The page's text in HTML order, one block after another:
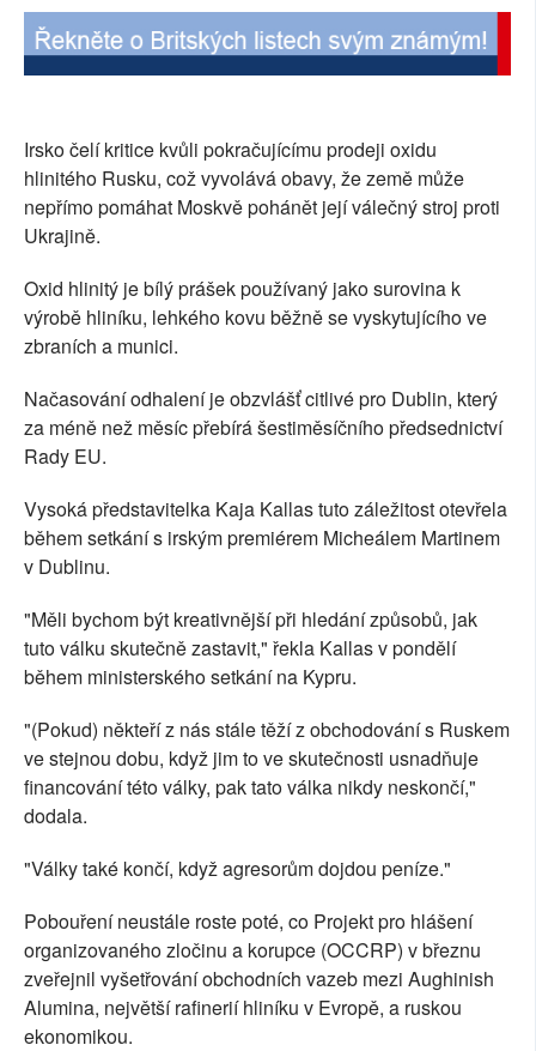
Irsko čelí kritice kvůli pokračujícímu prodeji oxidu
hlinitého Rusku, což vyvolává obavy, že země může
nepřímo pomáhat Moskvě pohánět její válečný stroj proti
Ukrajině.
Oxid hlinitý je bílý prášek používaný jako surovina k
výrobě hliníku, lehkého kovu běžně se vyskytujícího ve
zbraních a munici.
Načasování odhalení je obzvlášť citlivé pro Dublin, který
za méně než měsíc přebírá šestiměsíčního předsednictví
Rady EU.
Vysoká představitelka Kaja Kallas tuto záležitost otevřela
během setkání s irským premiérem Micheálem Martinem
v Dublinu.
"Měli bychom být kreativnější při hledání způsobů, jak
tuto válku skutečně zastavit," řekla Kallas v pondělí
během ministerského setkání na Kypru.
"(Pokud) někteří z nás stále těží z obchodování s Ruskem
ve stejnou dobu, když jim to ve skutečnosti usnadňuje
financování této války, pak tato válka nikdy neskončí,"
dodala.
"Války také končí, když agresorům dojdou peníze."
Pobouření neustále roste poté, co Projekt pro hlášení
organizovaného zločinu a korupce (OCCRP) v březnu
zveřejnil vyšetřování obchodních vazeb mezi Aughinish
Alumina, největší rafinerií hliníku v Evropě, a ruskou
ekonomikou.